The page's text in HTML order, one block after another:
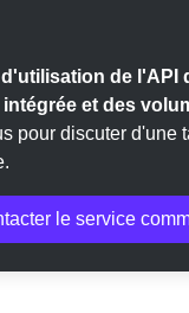
de l'API
et des
pour discuter d'une
le service